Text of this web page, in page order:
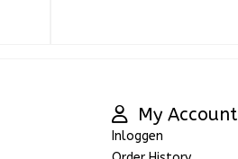
My Account
Inloggen